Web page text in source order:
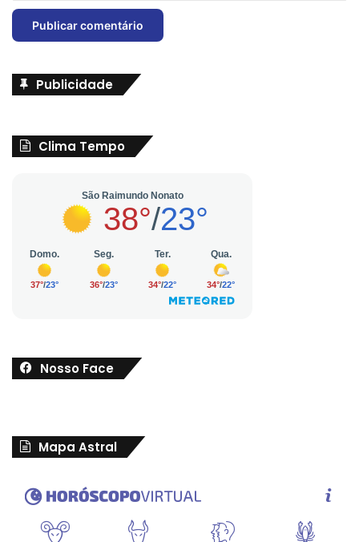
Publicidade
Clima Tempo
Nosso Face
Mapa Astral